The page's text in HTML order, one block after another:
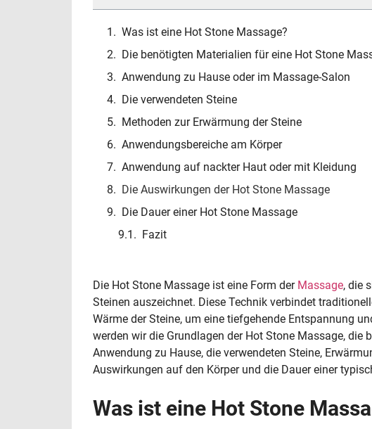
Was ist eine Hot Stone Massage?
Die benötigten Materialien für eine Hot Stone
Anwendung zu Hause oder im Massage-Salon
Die verwendeten Steine
Methoden zur Erwärmung der Steine
Anwendungsbereiche am Körper
Anwendung auf nackter Haut oder mit Kleidung
Die Auswirkungen der Hot Stone Massage
Die Dauer einer Hot Stone Massage
Fazit
Die Hot Stone Massage ist eine Form der Massage, die
Steinen auszeichnet. Diese Technik verbindet
Wärme der Steine, um eine tiefgehende Entspannung
werden wir die Grundlagen der Hot Stone Massage,
Anwendung zu Hause, die verwendeten Steine,
Auswirkungen auf den Körper und die Dauer einer
Was ist eine Hot Stone